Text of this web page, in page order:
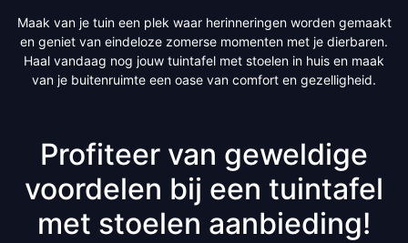
Maak van je tuin een plek waar herinneringen worden gemaakt
en geniet van eindeloze zomerse momenten met je dierbaren.
Haal vandaag nog jouw tuintafel met stoelen in huis en maak
van je buitenruimte een oase van comfort en gezelligheid.
Profiteer van geweldige
voordelen bij een tuintafel
met stoelen aanbieding!